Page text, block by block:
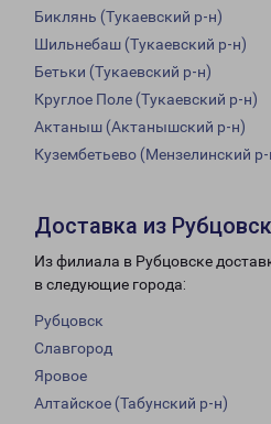
Биклянь (Тукаевский р-н)
Шильнебаш (Тукаевский р-н)
Бетьки (Тукаевский р-н)
Круглое Поле (Тукаевский р-н)
Актаныш (Актанышский р-н)
Кузембетьево (Мензелинский
Доставка из
Из филиала в Рубцовске
в следующие города:
Рубцовск
Славгород
Яровое
Алтайское (Табунский р-н)